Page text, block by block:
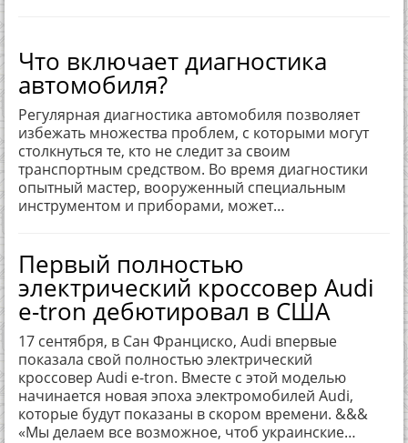
Что включает диагностика
автомобиля?
Регулярная диагностика автомобиля позволяет
избежать множества проблем, с которыми могут
столкнуться те, кто не следит за своим
транспортным средством. Во время диагностики
опытный мастер, вооруженный специальным
инструментом и приборами, может…
Первый полностью
электрический кроссовер Audi
e-tron дебютировал в США
17 сентября, в Сан Франциско, Audi впервые
показала свой полностью электрический
кроссовер Audi e-tron. Вместе с этой моделью
начинается новая эпоха электромобилей Audi,
которые будут показаны в скором времени. &&&
«Мы делаем все возможное, чтоб украинские…